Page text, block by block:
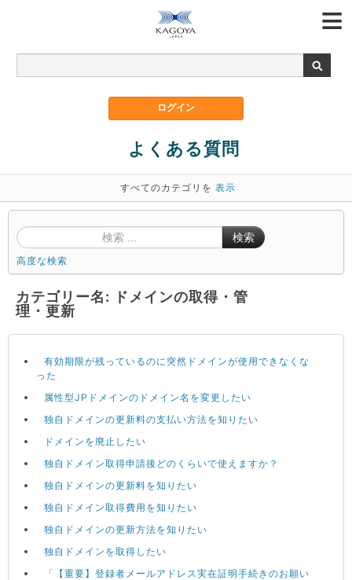
よくある質問
すべてのカテゴリを 表示
検索
高度な検索
カテゴリー名: ドメインの取得・管
理・更新
有効期限が残っているのに突然ドメインが使用できなくな
った
属性型JPドメインのドメイン名を変更したい
独自ドメインの更新料の支払い方法を知りたい
ドメインを廃止したい
独自ドメイン取得申請後どのくらいで使えますか？
独自ドメインの更新料を知りたい
独自ドメイン取得費用を知りたい
独自ドメインの更新方法を知りたい
独自ドメインを取得したい
「【重要】登録者メールアドレス実在証明手続きのお願い